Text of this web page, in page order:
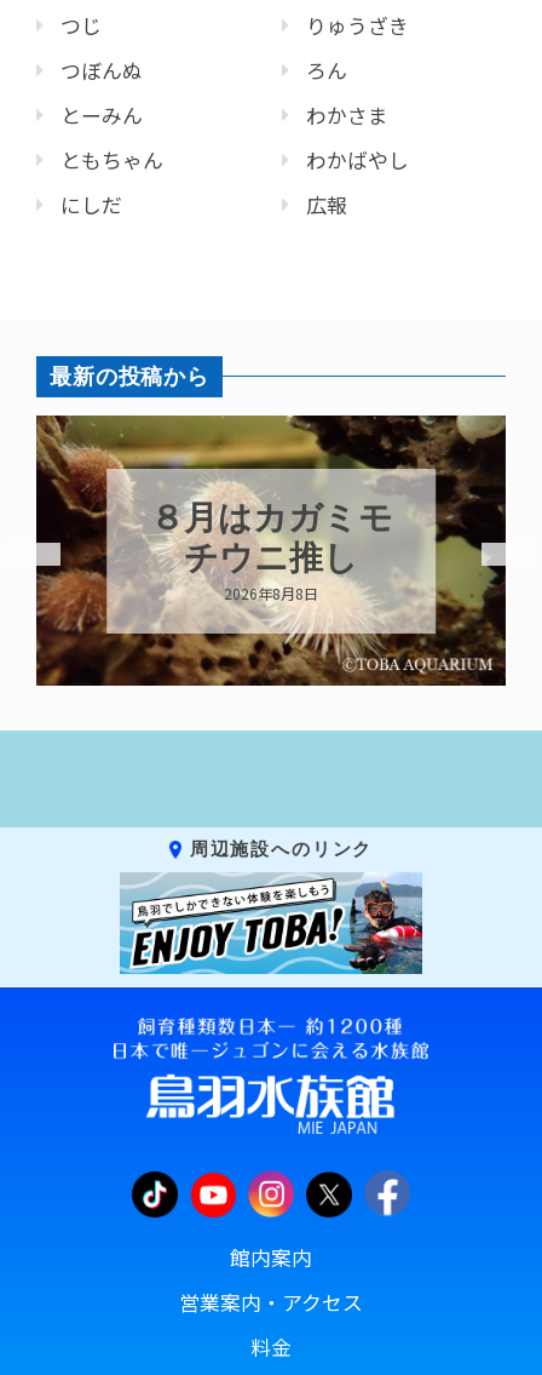
つじ
つぼんぬ
とーみん
ともちゃん
にしだ
りゅうざき
ろん
わかさま
わかばやし
広報
最新の投稿から
８月はカガミモ
チウニ推し
2026年8月8日
周辺施設へのリンク
館内案内
営業案内・アクセス
料金